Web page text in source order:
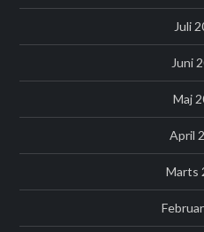
Juli
Juni
Maj
April
Marts